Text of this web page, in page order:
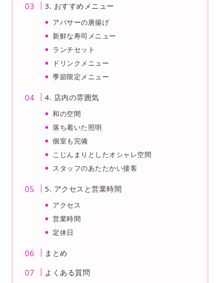
3. おすすめメニュー
アバサーの唐揚げ
新鮮な寿司メニュー
ランチセット
ドリンクメニュー
季節限定メニュー
4. 店内の雰囲気
和の空間
落ち着いた照明
個室も完備
こじんまりとしたオシャレ空間
スタッフのあたたかい接客
5. アクセスと営業時間
アクセス
営業時間
定休日
まとめ
よくある質問